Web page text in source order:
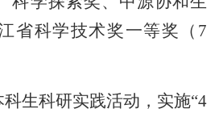
省科学技术奖一等奖（ 7
生科研实践活动，实施“4